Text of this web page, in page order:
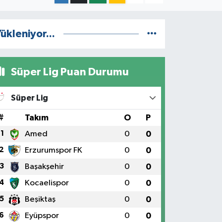
Süper Lig Puan Durumu
Süper Lig
Takım O P
1 Amed 0 0
Erzurumspor FK 0 0
3 Başakşehir 0 0
Kocaelispor 0 0
5 Beşiktaş 0 0
Eyüpspor 0 0